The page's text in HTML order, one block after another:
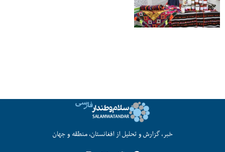
خبر، گزارش و تحلیل از افغانستان، منطقه و جهان